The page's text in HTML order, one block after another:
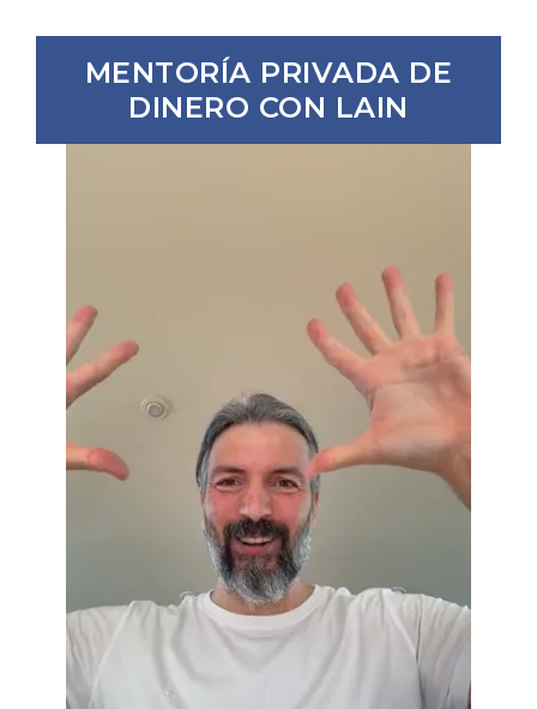
MENTORÍA PRIVADA DE
DINERO CON LAIN